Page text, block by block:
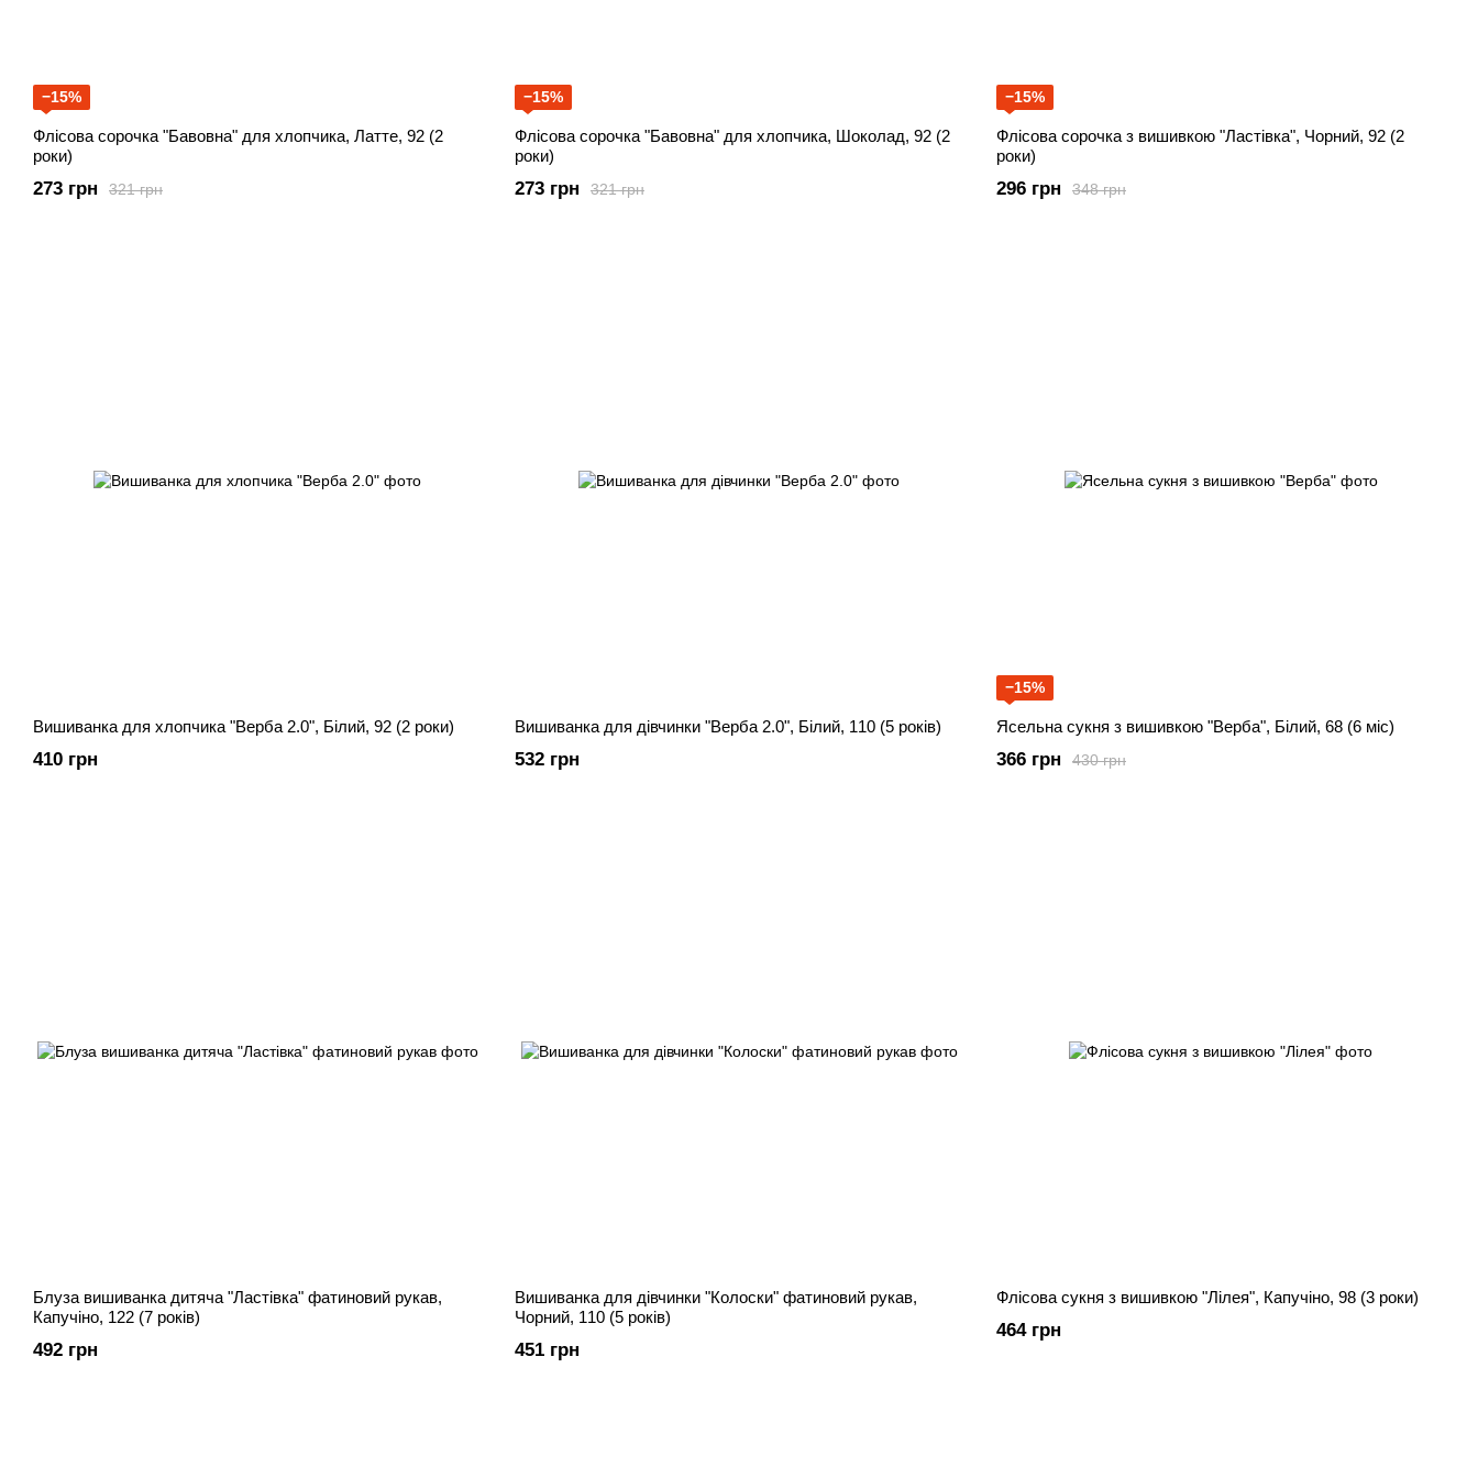
−15%
Флісова сорочка "Бавовна" для хлопчика, Латте, 92 (2
роки)
321 грн
273 грн
−15%
Флісова сорочка "Бавовна" для хлопчика, Шоколад, 92 (2
роки)
321 грн
273 грн
−15%
Флісова сорочка з вишивкою "Ластівка", Чорний, 92 (2
роки)
348 грн
296 грн
Вишиванка для хлопчика "Верба 2.0", Білий, 92 (2 роки)
410 грн
Вишиванка для дівчинки "Верба 2.0", Білий, 110 (5 років)
532 грн
−15%
Ясельна сукня з вишивкою "Верба", Білий, 68 (6 міс)
430 грн
366 грн
Блуза вишиванка дитяча "Ластівка" фатиновий рукав,
Капучіно, 122 (7 років)
492 грн
Вишиванка для дівчинки "Колоски" фатиновий рукав,
Чорний, 110 (5 років)
451 грн
Флісова сукня з вишивкою "Лілея", Капучіно, 98 (3 роки)
464 грн